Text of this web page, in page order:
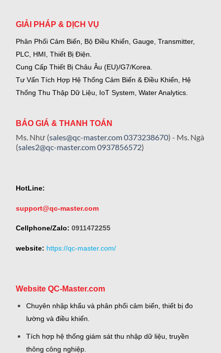
GIẢI PHÁP & DỊCH VỤ
Phân Phối Cảm Biến, Bộ Điều Khiển, Gauge, Transmitter,
PLC, HMI, Thiết Bị Điện.
Cung Cấp Thiết Bị Châu Âu (EU)/G7/Korea.
Tư Vấn Tích Hợp Hệ Thống Cảm Biến & Điều Khiển, Hệ
Thống Thu Thập Dữ Liệu, IoT System, Water Analytics.
BÁO GIÁ & THANH TOÁN
Ms. Như (sales@qc-master.com0373238670) - Ms. Ngà
(sales2@qc-master.com0937856572)
HotLine:
support@qc-master.com
Cellphone/Zalo: 0911472255
website: https://qc-master.com/
Website QC-Master.com
Chuyên nhập khẩu và phân phối cảm biến, thiết bị đo
lường và điều khiển.
Tích hợp hệ thống giám sát thu nhập dữ liệu, truyền
thông công nghiệp.